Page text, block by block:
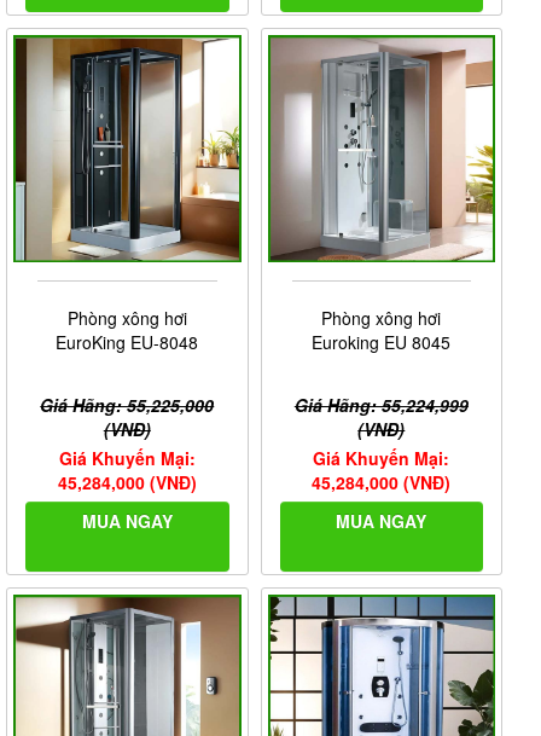
Phòng xông hơi
EuroKing EU-8048
Giá Hãng: 55,225,000
(VNĐ)
Giá Khuyến Mại:
45,284,000 (VNĐ)
MUA NGAY
Phòng xông hơi
Euroking EU 8045
Giá Hãng: 55,224,999
(VNĐ)
Giá Khuyến Mại:
45,284,000 (VNĐ)
MUA NGAY